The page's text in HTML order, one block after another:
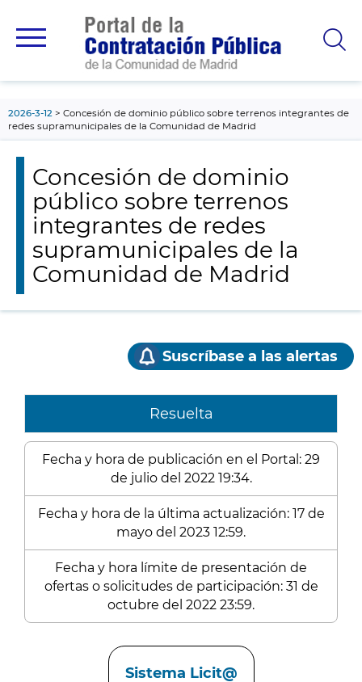
principal
2026-3-12
Concesión de dominio público sobre terrenos integrantes de
redes supramunicipales de la Comunidad de Madrid
Concesión de dominio
público sobre terrenos
integrantes de redes
supramunicipales de la
Comunidad de Madrid
Suscríbase a las alertas
Resuelta
Fecha y hora de publicación en el Portal: 29
de julio del 2022 19:34.
Fecha y hora de la última actualización: 17 de
mayo del 2023 12:59.
Fecha y hora límite de presentación de
ofertas o solicitudes de participación: 31 de
octubre del 2022 23:59.
Sistema Licit@